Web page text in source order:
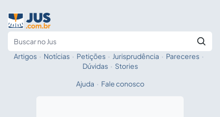
Fale com a IA
Artigos · Notícias · Petições · Jurisprudência · Pareceres ·
Dúvidas · Stories
Ajuda · Fale conosco